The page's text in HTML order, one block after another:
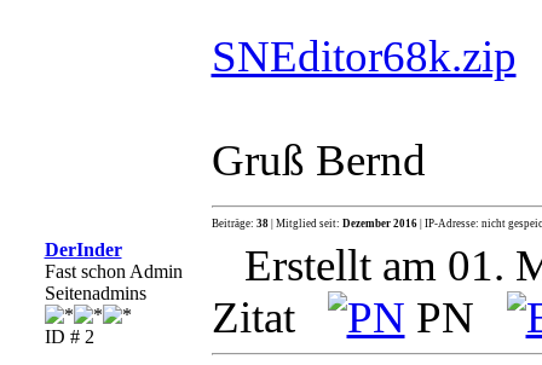
SNEditor68k.zip
Gruß Bernd
Beiträge: 38| Mitglied seit: Dezember 2016| IP-Adresse: nicht
DerInder
Fast schon Admin
Seitenadmins
ID # 2
Erstellt am 01.
Zitat
PN